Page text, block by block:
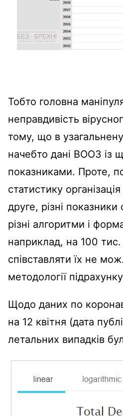
Тобто головна
неправдивість
тому, що в
начебто дані ВООЗ із
показниками. Проте,
статистику
друге, різні
різні алгоритми і
наприклад, на 100 тис.
співставляти їх не
методології
Щодо даних по
на 12 квітня (дата
летальних випадків